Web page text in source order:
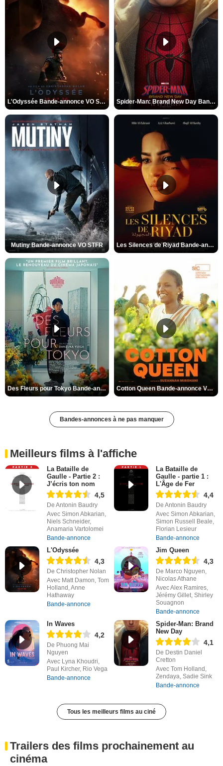
L'Odyssée Bande-annonce VO STFR Spider-Man: Brand New Day Bande-annonce VO STFR
Mutiny Bande-annonce VO STFR Les Silences de Riyad Bande-annonce VO STFR
Des Fleurs pour Tokyo Bande-annonce VO STFR Cotton Queen Bande-annonce VO STFR
Bandes-annonces à ne pas manquer
Meilleurs films à l'affiche
La Bataille de
Gaulle - Partie 2 :
J’écris ton nom
4,5
De Antonin Baudry
Avec Simon Abkarian,
Niels Schneider,
Anamaria Vartolomei
Bande-annonce
La Bataille de
Gaulle - partie 1 :
L'Âge de Fer
4,4
De Antonin Baudry
Avec Simon Abkarian,
Simon Russell Beale,
Florian Lesieur
Bande-annonce
L'Odyssée
4,3
De Christopher Nolan
Avec Matt Damon, Tom
Holland, Anne
Hathaway
Bande-annonce
Jim Queen
4,3
De Marco Nguyen,
Nicolas Athane
Avec Alex Ramires,
Jérémy Gillet, Shirley
Souagnon
Bande-annonce
In Waves
4,2
De Phuong Mai
Nguyen
Avec Lyna Khoudri,
Paul Kircher, Rio Vega
Bande-annonce
Spider-Man: Brand
New Day
4,1
De Destin Daniel
Cretton
Avec Tom Holland,
Zendaya, Sadie Sink
Bande-annonce
Tous les meilleurs films au ciné
Trailers des films prochainement au
cinéma